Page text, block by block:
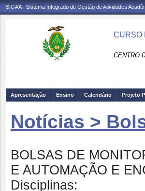
SIGAA - Sistema Integrado de Gestão de Atividades
CURSO
CENTRO
Apresentação Ensino Calendário Projeto
Notícias >
BOLSAS DE
E AUTOMAÇÃO E
Disciplinas: